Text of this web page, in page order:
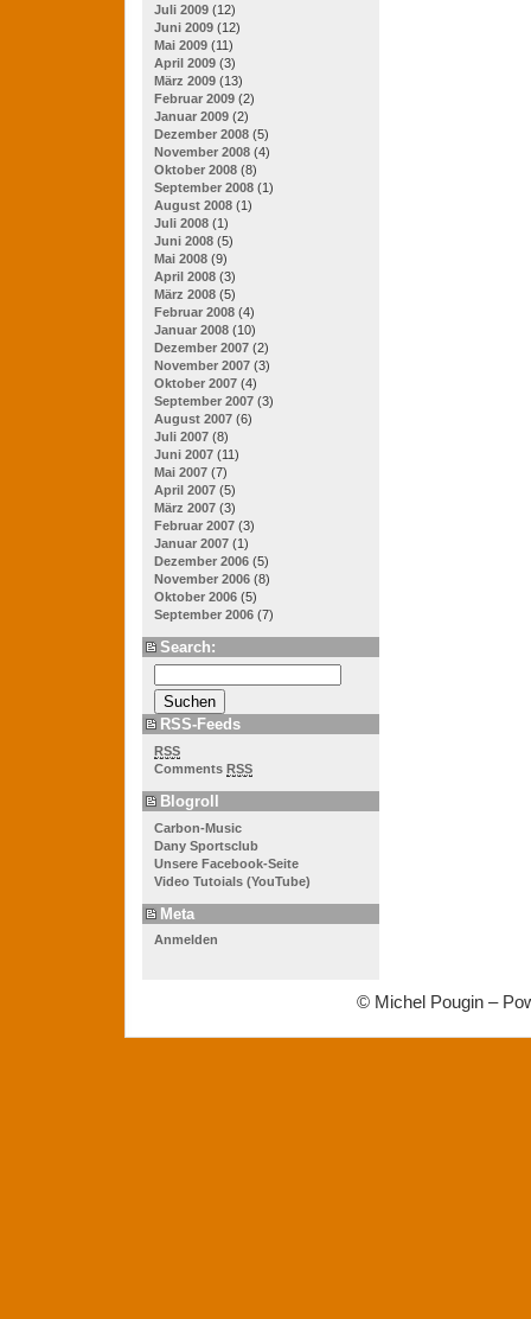
Juli 2009 (12)
Juni 2009 (12)
Mai 2009 (11)
April 2009 (3)
März 2009 (13)
Februar 2009 (2)
Januar 2009 (2)
Dezember 2008 (5)
November 2008 (4)
Oktober 2008 (8)
September 2008 (1)
August 2008 (1)
Juli 2008 (1)
Juni 2008 (5)
Mai 2008 (9)
April 2008 (3)
März 2008 (5)
Februar 2008 (4)
Januar 2008 (10)
Dezember 2007 (2)
November 2007 (3)
Oktober 2007 (4)
September 2007 (3)
August 2007 (6)
Juli 2007 (8)
Juni 2007 (11)
Mai 2007 (7)
April 2007 (5)
März 2007 (3)
Februar 2007 (3)
Januar 2007 (1)
Dezember 2006 (5)
November 2006 (8)
Oktober 2006 (5)
September 2006 (7)
Search:
RSS-Feeds
RSS
Comments RSS
Blogroll
Carbon-Music
Dany Sportsclub
Unsere Facebook-Seite
Video Tutoials (YouTube)
Meta
Anmelden
© Michel Pougin –